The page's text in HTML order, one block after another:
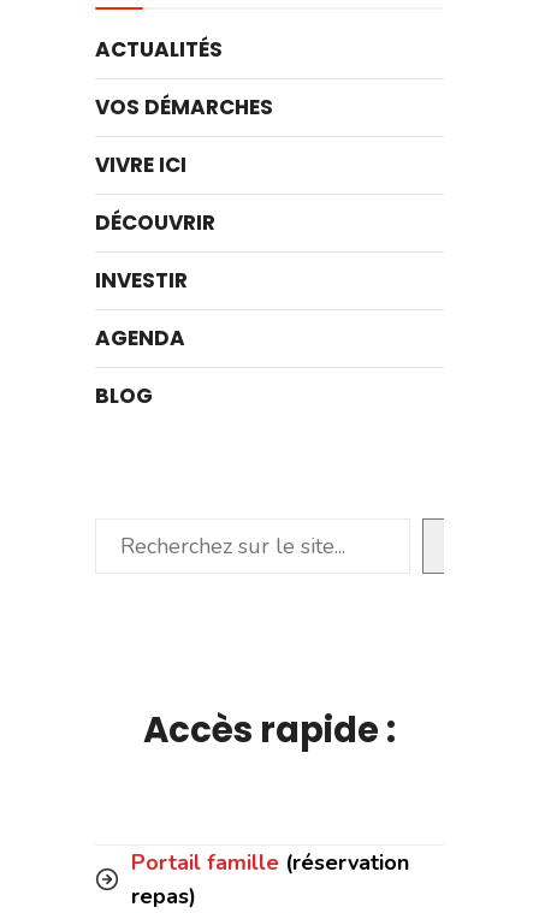
ACTUALITÉS
VOS DÉMARCHES
VIVRE ICI
DÉCOUVRIR
INVESTIR
AGENDA
BLOG
Rechercher
Accès rapide :
Portail famille (réservation
repas)